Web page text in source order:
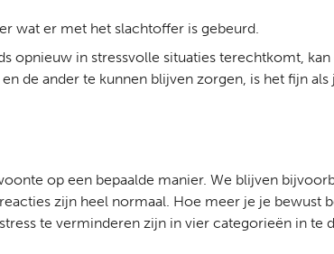
wat er met het slachtoffer is gebeurd.
opnieuw in stressvolle situaties terechtkomt,
de ander te kunnen blijven zorgen, is het fijn
op een bepaalde manier. We blijven
zijn heel normaal. Hoe meer je je bewust
te verminderen zijn in vier categorieën in te